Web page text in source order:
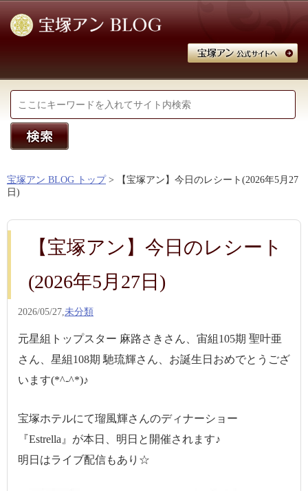
宝塚アン BLOG トップ > 【宝塚アン】今日のレシート(2026年5月27
日)
【宝塚アン】今日のレシート
(2026年5月27日)
2026/05/27,未分類
元星組トップスター 麻路さきさん、宙組105期 聖叶亜
さん、星組108期 馳琉輝さん、お誕生日おめでとうござ
います(*^-^*)♪
宝塚ホテルにて瑠風輝さんのディナーショー
『Estrella』が本日、明日と開催されます♪
明日はライブ配信もあり☆